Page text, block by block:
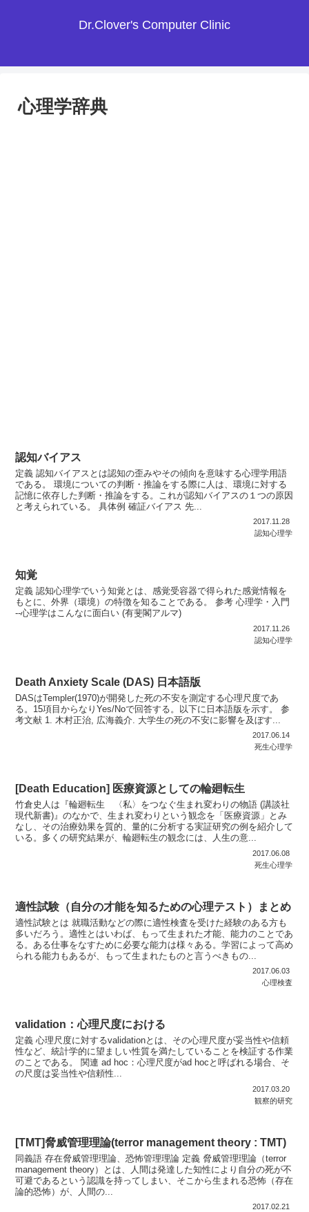
Dr.Clover's Computer Clinic
心理学辞典
認知バイアス
定義 認知バイアスとは認知の歪みやその傾向を意味する心理学用語
である。 環境についての判断・推論をする際に人は、環境に対する
記憶に依存した判断・推論をする。これが認知バイアスの１つの原因
と考えられている。 具体例 確証バイアス 先...
2017.11.28
認知心理学
知覚
定義 認知心理学でいう知覚とは、感覚受容器で得られた感覚情報を
もとに、外界（環境）の特徴を知ることである。 参考 心理学・入門
--心理学はこんなに面白い (有斐閣アルマ)
2017.11.26
認知心理学
Death Anxiety Scale (DAS) 日本語版
DASはTempler(1970)が開発した死の不安を測定する心理尺度であ
る。15項目からなりYes/Noで回答する。以下に日本語版を示す。 参
考文献 1. 木村正治, 広海義介. 大学生の死の不安に影響を及ぼす...
2017.06.14
死生心理学
[Death Education] 医療資源としての輪廻転生
竹倉史人は『輪廻転生 〈私〉をつなぐ生まれ変わりの物語 (講談社
現代新書)』のなかで、生まれ変わりという観念を「医療資源」とみ
なし、その治療効果を質的、量的に分析する実証研究の例を紹介して
いる。多くの研究結果が、輪廻転生の観念には、人生の意...
2017.06.08
死生心理学
適性試験（自分の才能を知るための心理テスト）まとめ
適性試験とは 就職活動などの際に適性検査を受けた経験のある方も
多いだろう。適性とはいわば、もって生まれた才能、能力のことであ
る。ある仕事をなすために必要な能力は様々ある。学習によって高め
られる能力もあるが、もって生まれたものと言うべきもの...
2017.06.03
心理検査
validation：心理尺度における
定義 心理尺度に対するvalidationとは、その心理尺度が妥当性や信頼
性など、統計学的に望ましい性質を満たしていることを検証する作業
のことである。 関連 ad hoc：心理尺度がad hocと呼ばれる場合、そ
の尺度は妥当性や信頼性...
2017.03.20
観察的研究
[TMT]脅威管理理論(terror management theory : TMT)
同義語 存在脅威管理理論、恐怖管理理論 定義 脅威管理理論（terror
management theory）とは、人間は発達した知性により自分の死が不
可避であるという認識を持ってしまい、そこから生まれる恐怖（存在
論的恐怖）が、人間の...
2017.02.21